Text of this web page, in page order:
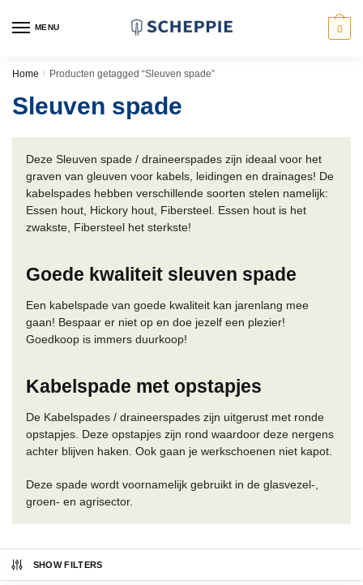
MENU 0
Home / Producten getagged “Sleuven spade”
Sleuven spade
Deze Sleuven spade / draineerspades zijn ideaal voor het
graven van gleuven voor kabels, leidingen en drainages! De
kabelspades hebben verschillende soorten stelen namelijk:
Essen hout, Hickory hout, Fibersteel. Essen hout is het
zwakste, Fibersteel het sterkste!
Goede kwaliteit sleuven spade
Een kabelspade van goede kwaliteit kan jarenlang mee
gaan! Bespaar er niet op en doe jezelf een plezier!
Goedkoop is immers duurkoop!
Kabelspade met opstapjes
De Kabelspades / draineerspades zijn uitgerust met ronde
opstapjes. Deze opstapjes zijn rond waardoor deze nergens
achter blijven haken. Ook gaan je werkschoenen niet kapot.
Deze spade wordt voornamelijk gebruikt in de glasvezel-,
groen- en agrisector.
SHOW FILTERS